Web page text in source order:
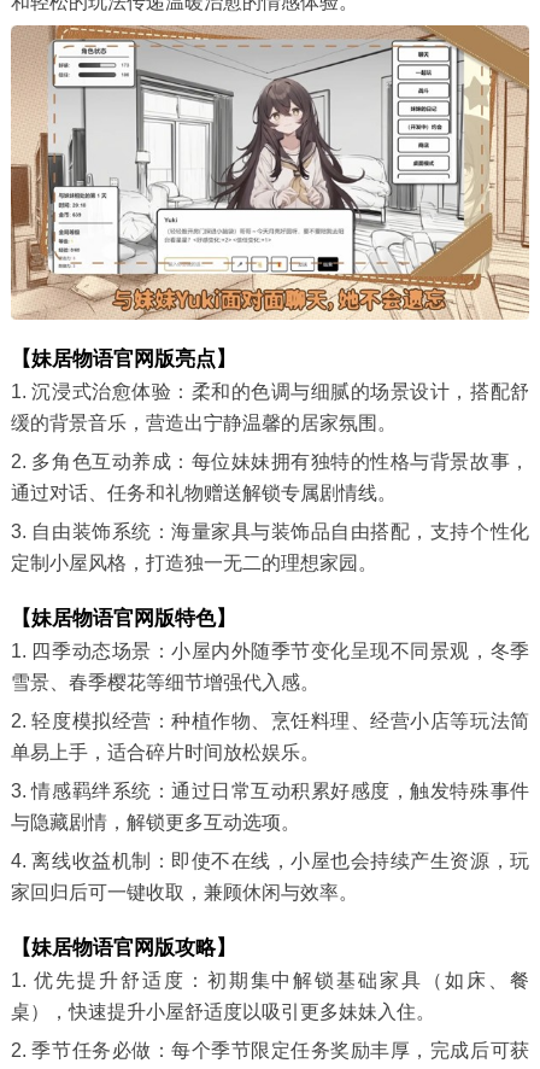
【妹居物语官网版亮点】
1. 沉浸式治愈体验：柔和的色调与细腻的场景设计，搭配舒
缓的背景音乐，营造出宁静温馨的居家氛围。
2. 多角色互动养成：每位妹妹拥有独特的性格与背景故事，
通过对话、任务和礼物赠送解锁专属剧情线。
3. 自由装饰系统：海量家具与装饰品自由搭配，支持个性化
定制小屋风格，打造独一无二的理想家园。
【妹居物语官网版特色】
1. 四季动态场景：小屋内外随季节变化呈现不同景观，冬季
雪景、春季樱花等细节增强代入感。
2. 轻度模拟经营：种植作物、烹饪料理、经营小店等玩法简
单易上手，适合碎片时间放松娱乐。
3. 情感羁绊系统：通过日常互动积累好感度，触发特殊事件
与隐藏剧情，解锁更多互动选项。
4. 离线收益机制：即使不在线，小屋也会持续产生资源，玩
家回归后可一键收取，兼顾休闲与效率。
【妹居物语官网版攻略】
1. 优先提升舒适度：初期集中解锁基础家具（如床、餐
桌），快速提升小屋舒适度以吸引更多妹妹入住。
2. 季节任务必做：每个季节限定任务奖励丰厚，完成后可获